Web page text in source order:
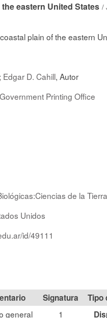
eastern United States /
plain of the eastern
Edgar D. Cahill, Autor
Printing Office
de la
Unidos
id/49111
Signatura Tipo
general 1